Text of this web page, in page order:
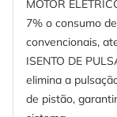
MOTOR
7% o consumo
convencionais,
ISENTO DE
elimina a
de pistão,